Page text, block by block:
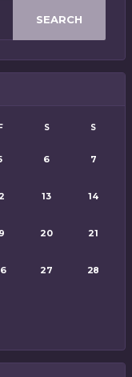
SEARCH
S S
6 7
13 14
20 21
27 28